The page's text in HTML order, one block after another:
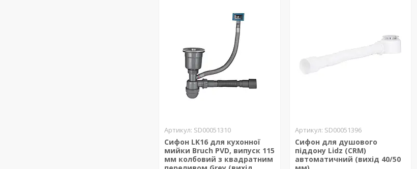
SD00051310
Сифон LK16 для кухонної
мийки Bruch PVD, випуск 115
мм колбовий з квадратним
SD00051396
Сифон для душового
піддону Lidz (CRM)
автоматичний (вихід 40/50